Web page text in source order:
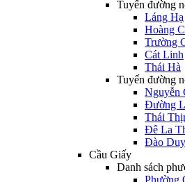
Tuyến đường
Láng Hạ
Hoàng
Trường
Cát Linh
Thái Hà
Tuyến đường
Nguyễn
Đường
Thái
Đê La
Đào
Cầu Giấy
Danh sách
Phường